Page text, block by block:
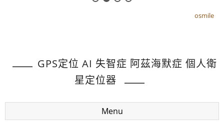
osmile
GPS定位 AI 失智症 阿茲海默症 個人衛
星定位器
Menu